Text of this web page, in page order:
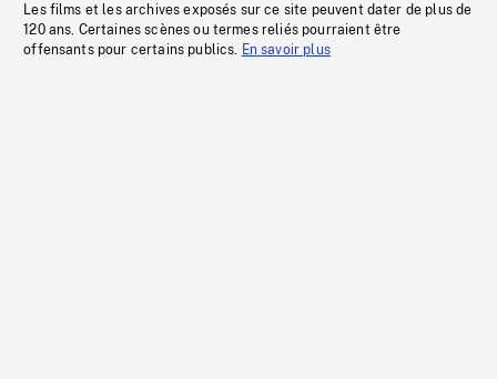
Les films et les archives exposés sur ce site peuvent dater de plus de
120 ans. Certaines scènes ou termes reliés pourraient être
offensants pour certains publics. En savoir plus